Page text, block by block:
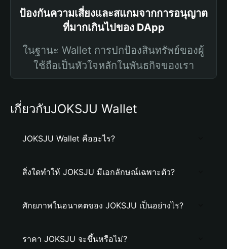
ป้องกันความเสี่ยงและสแกมจากการอนุญาต
ที่มากเกินไปของ DApp
ในฐานะ Wallet การปกป้องสินทรัพย์ของผู้
ใช้ถือเป็นหัวใจหลักในพันธกิจของเรา
เกี่ยวกับJOKSJU Wallet
JOKSJU Wallet คืออะไร?
สิ่งใดทำให้ JOKSJU มีเอกลักษณ์เฉพาะตัว?
ศักยภาพในอนาคตของ JOKSJU เป็นอย่างไร?
ราคา JOKSJU จะขึ้นหรือไม่?